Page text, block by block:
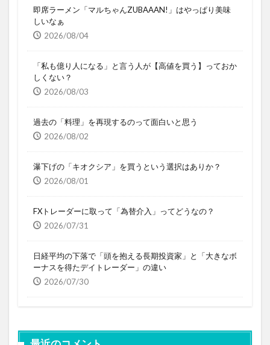
即席ラーメン「マルちゃんZUBAAAN!」はやっぱり美味
しいなぁ
2026/08/04
「私も億り人になる」と言う人が【高値を買う】っておか
しくない？
2026/08/03
過去の「料理」を再現するのって面白いと思う
2026/08/02
瀑下げの「キオクシア」を買うという選択はありか？
2026/08/01
FXトレーダーに取って「為替介入」ってどうなの？
2026/07/31
日経平均の下落で「頭を抱える長期投資家」と「大きなボ
ーナスを得たデイトレーダー」の違い
2026/07/30